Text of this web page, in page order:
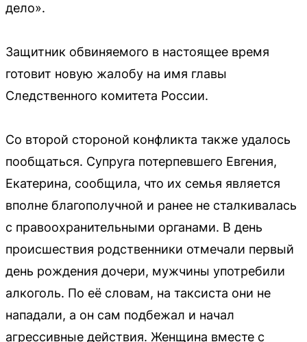
дело».
Защитник обвиняемого в настоящее время
готовит новую жалобу на имя главы
Следственного комитета России.
Со второй стороной конфликта также удалось
пообщаться. Супруга потерпевшего Евгения,
Екатерина, сообщила, что их семья является
вполне благополучной и ранее не сталкивалась
с правоохранительными органами. В день
происшествия родственники отмечали первый
день рождения дочери, мужчины употребили
алкоголь. По её словам, на таксиста они не
нападали, а он сам подбежал и начал
агрессивные действия. Женщина вместе с